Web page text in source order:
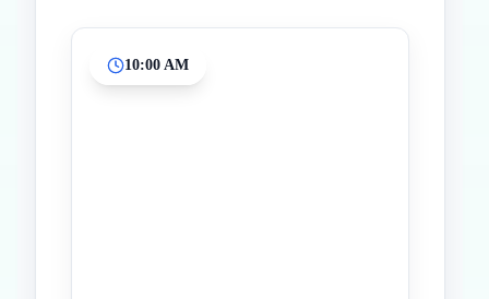
10:00 AM